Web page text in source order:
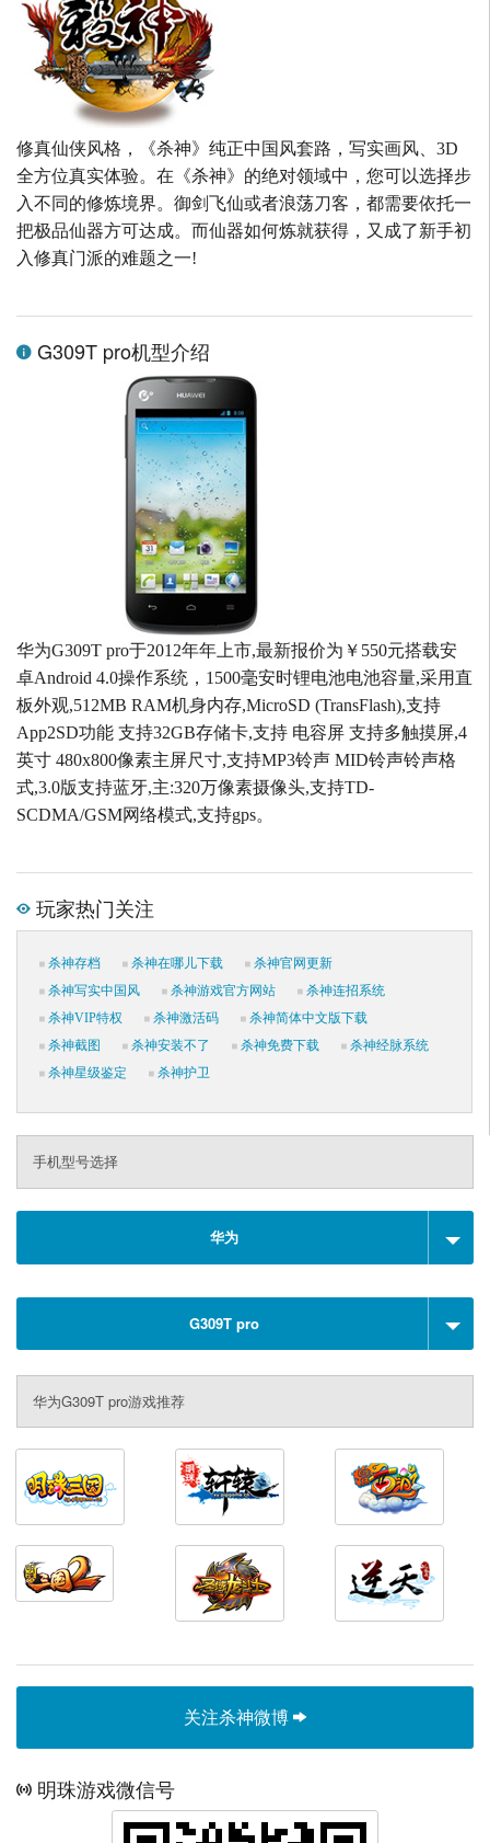
修真仙侠风格，《杀神》纯正中国风套路，写实画风、3D
全方位真实体验。在《杀神》的绝对领域中，您可以选择步
入不同的修炼境界。御剑飞仙或者浪荡刀客，都需要依托一
把极品仙器方可达成。而仙器如何炼就获得，又成了新手初
入修真门派的难题之一!
G309T pro机型介绍
华为G309T pro于2012年年上市,最新报价为￥550元搭载安
卓Android 4.0操作系统，1500毫安时锂电池电池容量,采用直
板外观,512MB RAM机身内存,MicroSD (TransFlash),支持
App2SD功能 支持32GB存储卡,支持 电容屏 支持多触摸屏,4
英寸 480x800像素主屏尺寸,支持MP3铃声 MID铃声铃声格
式,3.0版支持蓝牙,主:320万像素摄像头,支持TD-
SCDMA/GSM网络模式,支持gps。
玩家热门关注
杀神存档 杀神在哪儿下载
杀神官网更新
杀神写实中国风
杀神游戏官方网站
杀神连招系统
杀神VIP特权
杀神激活码
杀神简体中文版下载
杀神截图
杀神安装不了 杀神免费下载
杀神经脉系统
杀神星级鉴定
杀神护卫
手机型号选择
华为
G309T pro
华为G309T pro游戏推荐
关注杀神微博
明珠游戏微信号